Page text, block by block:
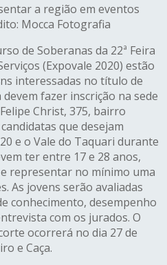
a região em eventos
Mocca Fotografia
de Soberanas da 22ª Feira
(Expovale 2020) estão
interessadas no título de
fazer inscrição na sede
Christ, 375, bairro
que desejam
e o Vale do Taquari durante
ter entre 17 e 28 anos,
representar no mínimo uma
As jovens serão avaliadas
conhecimento, desempenho
com os jurados. O
ocorrerá no dia 27 de
e Caça.